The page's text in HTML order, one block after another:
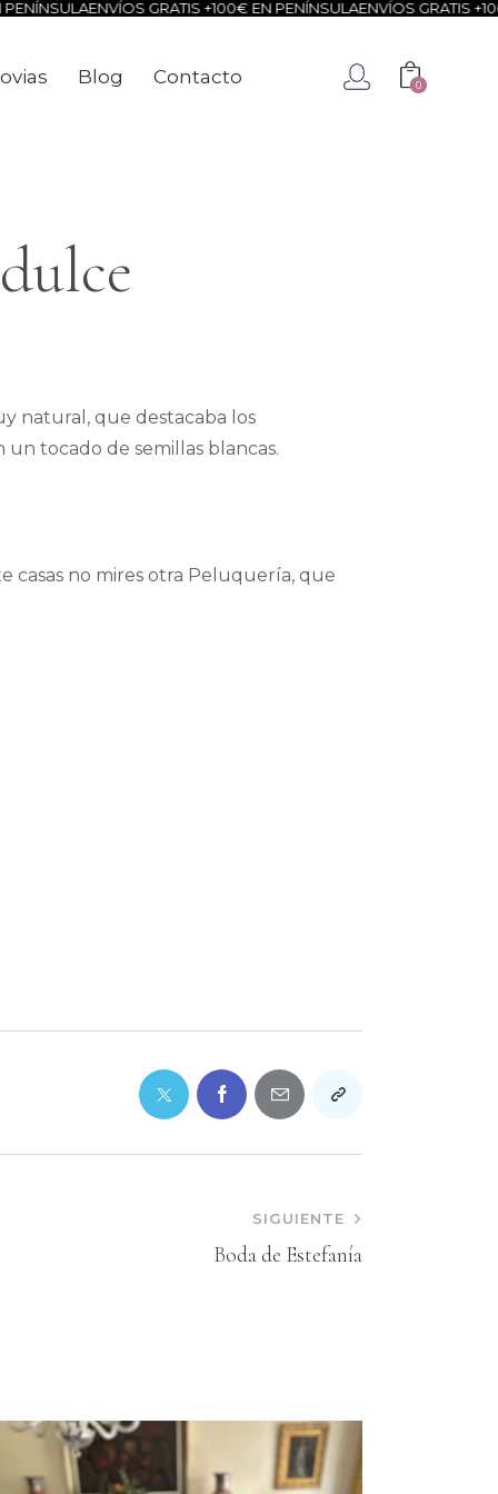
ENVÍOS GRATIS +100€ EN PENÍNSULAENVÍOS GRATIS +100€
Blog Contacto 0
natural, que destacaba los
tocado de semillas blancas.
casas no mires otra Peluquería, que
SIGUIENTE
Boda de Estefanía